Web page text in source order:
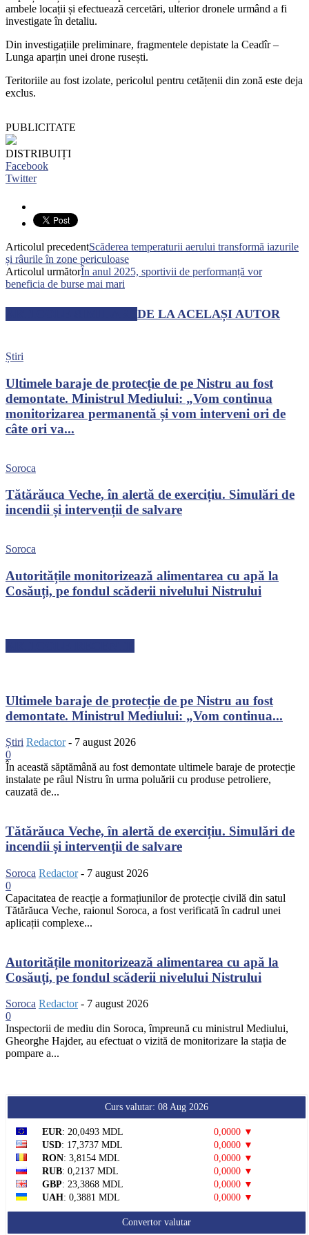
ambele locații și efectuează cercetări, ulterior dronele urmând a fi
investigate în detaliu.
Din investigațiile preliminare, fragmentele depistate la Ceadîr –
Lunga aparțin unei drone rusești.
Teritoriile au fost izolate, pericolul pentru cetățenii din zonă este deja
exclus.
PUBLICITATE
DISTRIBUIȚI
Facebook
Twitter
Articolul precedentScăderea temperaturii aerului transformă iazurile
și râurile în zone periculoase
Articolul următorÎn anul 2025, sportivii de performanță vor
beneficia de burse mai mari
DE LA ACELAȘI AUTOR
Știri
Ultimele baraje de protecție de pe Nistru au fost
demontate. Ministrul Mediului: „Vom continua
monitorizarea permanentă și vom interveni ori de
câte ori va...
Soroca
Tătărăuca Veche, în alertă de exercițiu. Simulări de
incendii și intervenții de salvare
Soroca
Autoritățile monitorizează alimentarea cu apă la
Cosăuți, pe fondul scăderii nivelului Nistrului
Ultimele baraje de protecție de pe Nistru au fost
demontate. Ministrul Mediului: „Vom continua...
Știri Redactor - 7 august 2026
0
În această săptămână au fost demontate ultimele baraje de protecție
instalate pe râul Nistru în urma poluării cu produse petroliere,
cauzată de...
Tătărăuca Veche, în alertă de exercițiu. Simulări de
incendii și intervenții de salvare
Soroca Redactor - 7 august 2026
0
Capacitatea de reacție a formațiunilor de protecție civilă din satul
Tătărăuca Veche, raionul Soroca, a fost verificată în cadrul unei
aplicații complexe...
Autoritățile monitorizează alimentarea cu apă la
Cosăuți, pe fondul scăderii nivelului Nistrului
Soroca Redactor - 7 august 2026
0
Inspectorii de mediu din Soroca, împreună cu ministrul Mediului,
Gheorghe Hajder, au efectuat o vizită de monitorizare la stația de
pompare a...
Curs valutar: 08 Aug 2026
EUR: 20,0493 MDL
0,0000 ▼
USD: 17,3737 MDL
0,0000 ▼
RON: 3,8154 MDL
0,0000 ▼
RUB: 0,2137 MDL
0,0000 ▼
GBP: 23,3868 MDL
0,0000 ▼
UAH: 0,3881 MDL 0,0000 ▼
Convertor valutar